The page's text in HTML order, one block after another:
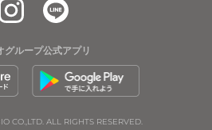
グループ公式アプリ
CO.,LTD. ALL RIGHTS RESERVED.